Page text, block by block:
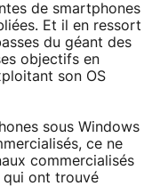
de smartphones
Et il en ressort
du géant des
objectifs en
son OS
sous Windows
ce ne
commercialisés
qui ont trouvé